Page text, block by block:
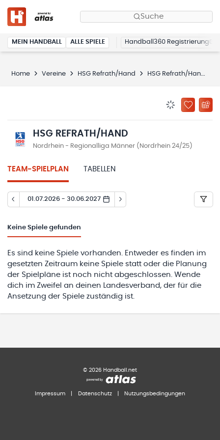
Suche
MEIN HANDBALL ALLE SPIELE Handball360 Registrierung
Home Vereine HSG Refrath/Hand HSG Refrath/Hand
ZU
HSG REFRATH/HAND
Nordrhein - Regionalliga Männer (Nordrhein 24/25)
TEAM-SPIELPLAN TABELLEN
01.07.2026 - 30.06.2027
Keine Spiele gefunden
Es sind keine Spiele vorhanden. Entweder es finden im
gesetzten Zeitraum keine Spiele statt oder die Planung
der Spielpläne ist noch nicht abgeschlossen. Wende
dich im Zweifel an deinen Landesverband, der für die
Ansetzung der Spiele zuständig ist.
© 2026 Handball.net
Impressum Datenschutz Nutzungsbedingungen